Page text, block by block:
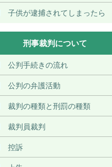
子供が逮捕されてしまったら
刑事裁判について
公判手続きの流れ
公判の弁護活動
裁判の種類と刑罰の種類
裁判員裁判
控訴